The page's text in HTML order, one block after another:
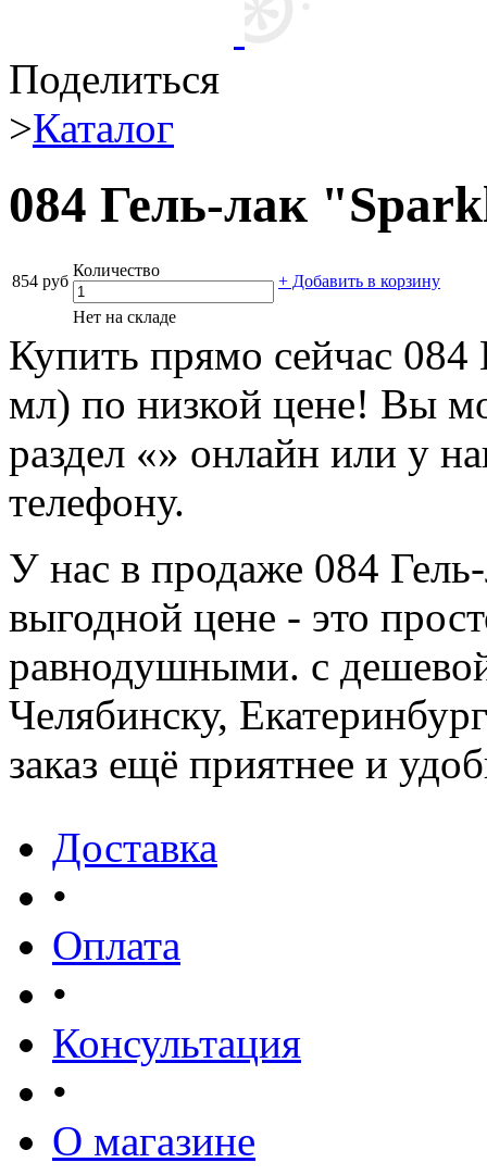
Поделиться
>Каталог
084 Гель-лак
854 руб
Количество
+ Добавить в корзину
Нет на складе
Купить прямо сейчас
мл) по низкой цене! Вы
раздел «» онлайн или у
телефону.
У нас в продаже 084
выгодной цене - это
равнодушными. с
Челябинску,
заказ ещё приятнее и
Доставка
•
Оплата
•
Консультация
•
О магазине